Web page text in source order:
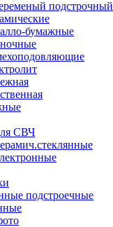
подстрочный
бумажные
СВЧ
подстроечные